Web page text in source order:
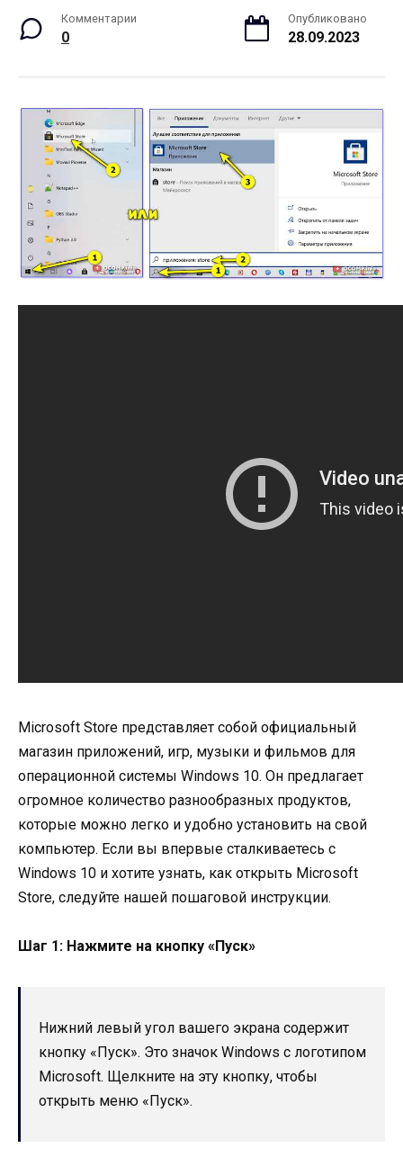
Комментарии
0
Опубликовано
28.09.2023
Microsoft Store представляет собой официальный
магазин приложений, игр, музыки и фильмов для
операционной системы Windows 10. Он предлагает
огромное количество разнообразных продуктов,
которые можно легко и удобно установить на свой
компьютер. Если вы впервые сталкиваетесь с
Windows 10 и хотите узнать, как открыть Microsoft
Store, следуйте нашей пошаговой инструкции.
Шаг 1: Нажмите на кнопку «Пуск»
Нижний левый угол вашего экрана содержит
кнопку «Пуск». Это значок Windows с логотипом
Microsoft. Щелкните на эту кнопку, чтобы
открыть меню «Пуск».